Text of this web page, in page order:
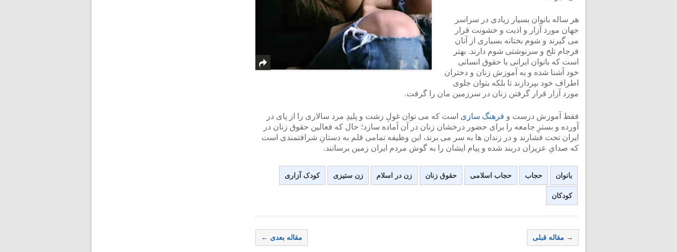
هر ساله بانوان بسیار زیادی در سراسر
جهان مورد آزار و اذیت و خشونت قرار
می گیرند و شوم بختانه بسیاری از آنان
فرجام تلخ و سرنوشتی شوم دارند. بهتر
است که بانوان ایرانی با حقوق انسانی
خود آشنا شده و به آموزش زنان و دختران
اطراف خود بپردازند تا بلکه بتوان جلوی
مورد آزار قرار گرفتن زنان در سرزمین مان را گرفت.
فقط آموزش درست و فرهنگ سازی است که می توان غولِ زشت و پلیدِ مرد سالاری را از پای در
آورده و بسترِ جامعه را برای حضور درخشان زنان در آن آماده سازد؛ حال که فعالین حقوق زنان در
ایران تحت فشارند و در زندان ها به سر می برند، این وظیفه تمامی قلم به دستانِ شرافتمندی است
که صدایِ عزیزان دربند شده و پیام ایشان را به گوش مردم ایران زمین برسانند.
بانوان حجاب حجاب اسلامی حقوق زنان زن در اسلام زن ستیزی کودک آزاری
کودکان
→ مقاله قبلی مقاله بعدی ←